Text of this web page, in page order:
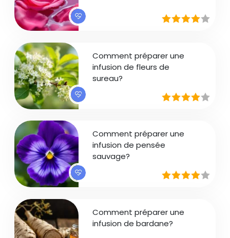
Comment préparer une
infusion de fleurs de
sureau?
Comment préparer une
infusion de pensée
sauvage?
Comment préparer une
infusion de bardane?